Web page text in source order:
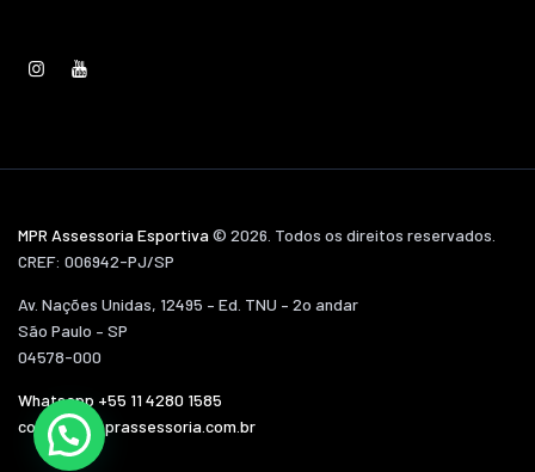
MPR Assessoria Esportiva © 2026. Todos os direitos reservados.
CREF: 006942-PJ/SP
Av. Nações Unidas, 12495 – Ed. TNU – 2o andar
São Paulo – SP
04578-000
Whatsapp +55 11 4280 1585
contato@mprassessoria.com.br